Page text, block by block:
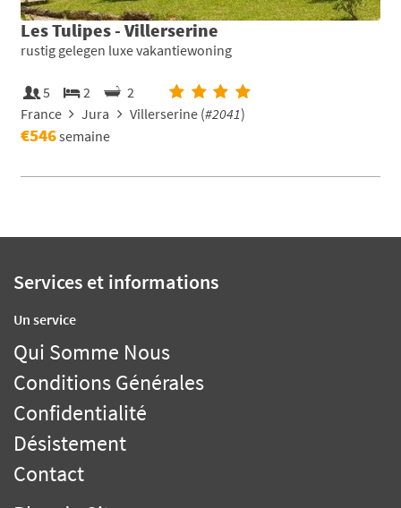
Les Tulipes - Villerserine
rustig gelegen luxe vakantiewoning
5 2
2
France
Jura Villerserine (#2041)
€546semaine
Services et informations
Un service
Qui Somme Nous
Conditions Générales
Confidentialité
Désistement
Contact